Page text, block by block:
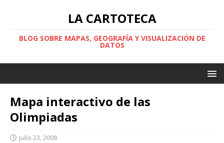
LA CARTOTECA
BLOG SOBRE MAPAS, GEOGRAFÍA Y VISUALIZACIÓN DE
DATOS
Mapa interactivo de las
Olimpiadas
julio 23, 2008